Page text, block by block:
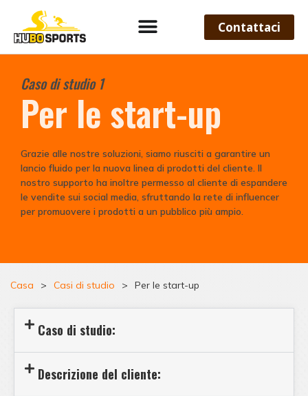
Contattaci
Caso di studio 1
Per le start-up
Grazie alle nostre soluzioni, siamo riusciti a garantire un
lancio fluido per la nuova linea di prodotti del cliente. Il
nostro supporto ha inoltre permesso al cliente di espandere
le vendite sui social media, sfruttando la rete di influencer
per promuovere i prodotti a un pubblico più ampio.
Casa > Casi di studio > Per le start-up
Caso di studio:
Descrizione del cliente: